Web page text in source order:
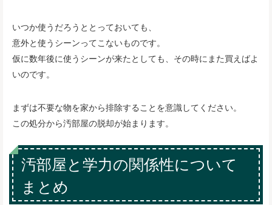
いつか使うだろうととっておいても、
意外と使うシーンってこないものです。
仮に数年後に使うシーンが来たとしても、その時にまた買えばよ
いのです。
まずは不要な物を家から排除することを意識してください。
この処分から汚部屋の脱却が始まります。
汚部屋と学力の関係性について
まとめ